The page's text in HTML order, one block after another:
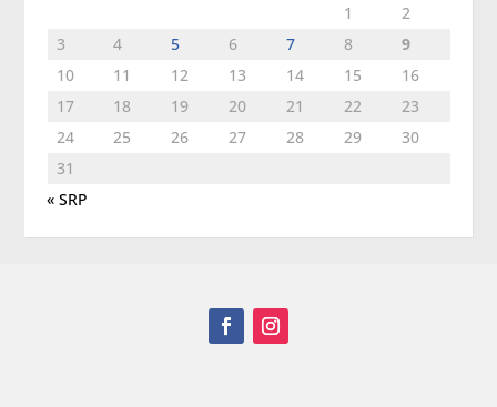
1
2
3
4 5 6 7 8
9
10
11 12 13 14 15
16
17
18 19 20 21 22
23
24
25 26 27 28 29
30
31
« SRP